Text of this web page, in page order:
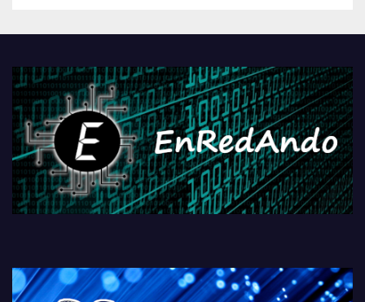
PlayStationeko bideojoko